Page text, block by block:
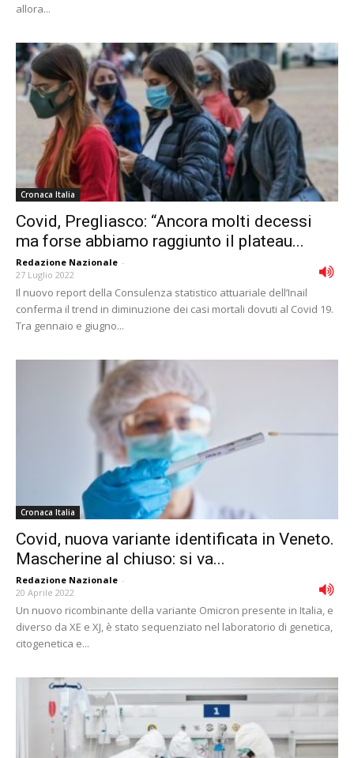
allora...
Cronaca Italia
Covid, Pregliasco: “Ancora molti decessi
ma forse abbiamo raggiunto il plateau...
Redazione Nazionale -
27 Luglio 2022
Il nuovo report della Consulenza statistico attuariale dell’Inail
conferma il trend in diminuzione dei casi mortali dovuti al Covid 19.
Tra gennaio e giugno...
Cronaca Italia
Covid, nuova variante identificata in Veneto.
Mascherine al chiuso: si va...
Redazione Nazionale -
20 Aprile 2022
Un nuovo ricombinante della variante Omicron presente in Italia, e
diverso da XE e XJ, è stato sequenziato nel laboratorio di genetica,
citogenetica e...